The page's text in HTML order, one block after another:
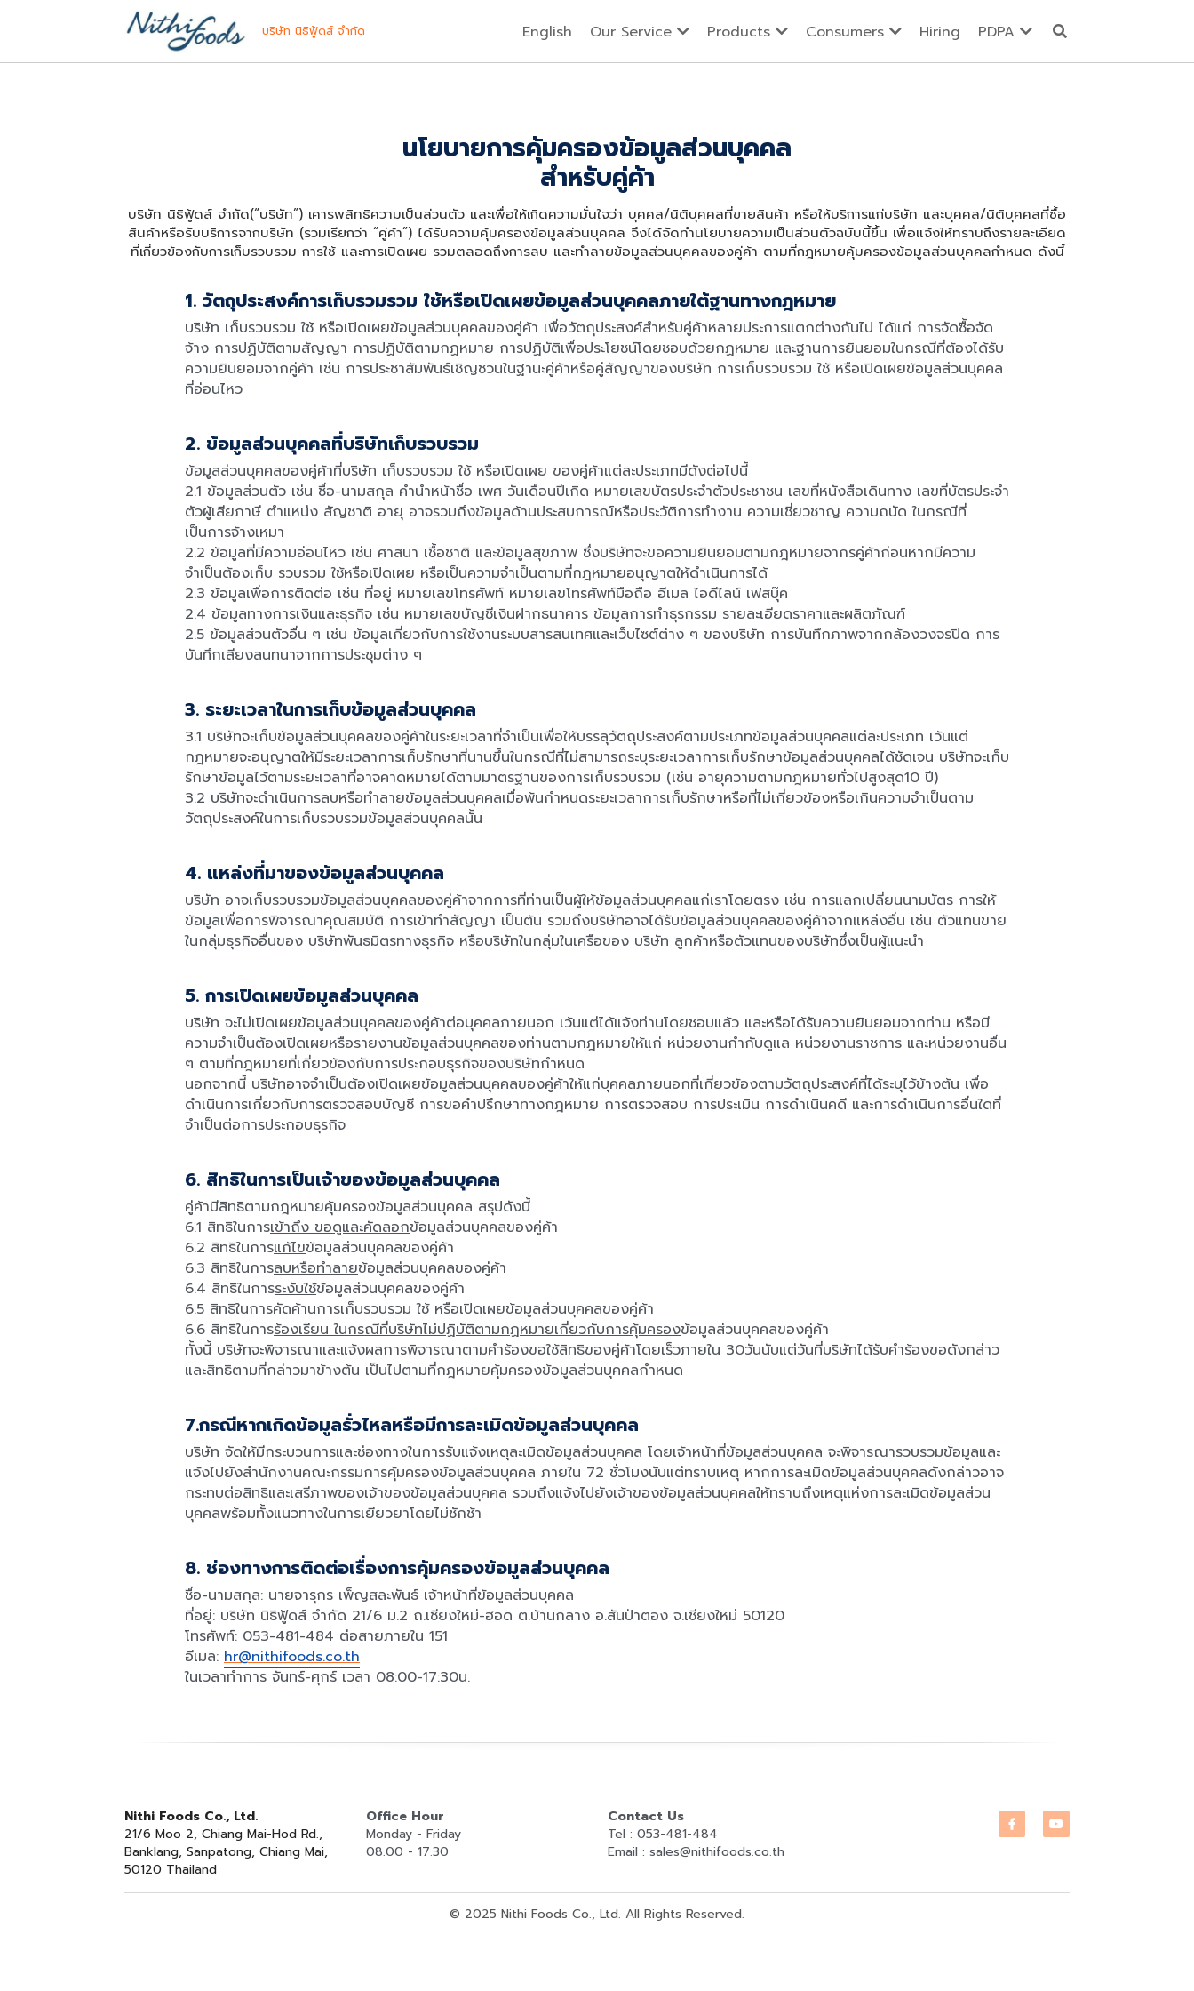
บริษัท นิธิฟู้ดส์ จำกัด English Our Service Products Consumers Hiring PDPA
นโยบายการคุ้มครองข้อมูลส่วนบุคคล
สำหรับคู่ค้า
บริษัท นิธิฟู้ดส์ จำกัด(“บริษัท”) เคารพสิทธิความเป็นส่วนตัว และเพื่อให้เกิดความมั่นใจว่า บุคคล/นิติบุคคลที่ขายสินค้า หรือให้บริการแก่บริษัท และบุคคล/นิติบุคคลที่ซื้อ
สินค้าหรือรับบริการจากบริษัท (รวมเรียกว่า “คู่ค้า”) ได้รับความคุ้มครองข้อมูลส่วนบุคคล จึงได้จัดทำนโยบายความเป็นส่วนตัวฉบับนี้ขึ้น เพื่อแจ้งให้ทราบถึงรายละเอียด
ที่เกี่ยวข้องกับการเก็บรวบรวม การใช้ และการเปิดเผย รวมตลอดถึงการลบ และทำลายข้อมูลส่วนบุคคลของคู่ค้า ตามที่กฎหมายคุ้มครองข้อมูลส่วนบุคคลกำหนด ดังนี้
1. วัตถุประสงค์การเก็บรวมรวม ใช้หรือเปิดเผยข้อมูลส่วนบุคคลภายใต้ฐานทางกฎหมาย
บริษัท เก็บรวบรวม ใช้ หรือเปิดเผยข้อมูลส่วนบุคคลของคู่ค้า เพื่อวัตถุประสงค์สำหรับคู่ค้าหลายประการแตกต่างกันไป ได้แก่ การจัดซื้อจัด
จ้าง การปฏิบัติตามสัญญา การปฏิบัติตามกฏหมาย การปฏิบัติเพื่อประโยชน์โดยชอบด้วยกฏหมาย และฐานการยินยอมในกรณีที่ต้องได้รับ
ความยินยอมจากคู่ค้า เช่น การประชาสัมพันธ์เชิญชวนในฐานะคู่ค้าหรือคู่สัญญาของบริษัท การเก็บรวบรวม ใช้ หรือเปิดเผยข้อมูลส่วนบุคคล
ที่อ่อนไหว
2. ข้อมูลส่วนบุคคลที่บริษัทเก็บรวบรวม
ข้อมูลส่วนบุคคลของคู่ค้าที่บริษัท เก็บรวบรวม ใช้ หรือเปิดเผย ของคู่ค้าแต่ละประเภทมีดังต่อไปนี้
2.1 ข้อมูลส่วนตัว เช่น ชื่อ-นามสกุล คำนำหน้าชื่อ เพศ วันเดือนปีเกิด หมายเลขบัตรประจำตัวประชาชน เลขที่หนังสือเดินทาง เลขที่บัตรประจำ
ตัวผู้เสียภาษี ตำแหน่ง สัญชาติ อายุ อาจรวมถึงข้อมูลด้านประสบการณ์หรือประวัติการทำงาน ความเชี่ยวชาญ ความถนัด ในกรณีที่
เป็นการจ้างเหมา
2.2 ข้อมูลที่มีความอ่อนไหว เช่น ศาสนา เชื้อชาติ และข้อมูลสุขภาพ ซึ่งบริษัทจะขอความยินยอมตามกฎหมายจากรคู่ค้าก่อนหากมีความ
จำเป็นต้องเก็บ รวบรวม ใช้หรือเปิดเผย หรือเป็นความจำเป็นตามที่กฎหมายอนุญาตให้ดำเนินการได้
2.3 ข้อมูลเพื่อการติดต่อ เช่น ที่อยู่ หมายเลขโทรศัพท์ หมายเลขโทรศัพท์มือถือ อีเมล ไอดีไลน์ เฟสบุ๊ค
2.4 ข้อมูลทางการเงินและธุรกิจ เช่น หมายเลขบัญชีเงินฝากธนาคาร ข้อมูลการทำธุรกรรม รายละเอียดราคาและผลิตภัณฑ์
2.5 ข้อมูลส่วนตัวอื่น ๆ เช่น ข้อมูลเกี่ยวกับการใช้งานระบบสารสนเทศและเว็บไซต์ต่าง ๆ ของบริษัท การบันทึกภาพจากกล้องวงจรปิด การ
บันทึกเสียงสนทนาจากการประชุมต่าง ๆ
3. ระยะเวลาในการเก็บข้อมูลส่วนบุคคล
3.1 บริษัทจะเก็บข้อมูลส่วนบุคคลของคู่ค้าในระยะเวลาที่จำเป็นเพื่อให้บรรลุวัตถุประสงค์ตามประเภทข้อมูลส่วนบุคคลแต่ละประเภท เว้นแต่
กฎหมายจะอนุญาตให้มีระยะเวลาการเก็บรักษาที่นานขึ้นในกรณีที่ไม่สามารถระบุระยะเวลาการเก็บรักษาข้อมูลส่วนบุคคลได้ชัดเจน บริษัทจะเก็บ
รักษาข้อมูลไว้ตามระยะเวลาที่อาจคาดหมายได้ตามมาตรฐานของการเก็บรวบรวม (เช่น อายุความตามกฎหมายทั่วไปสูงสุด10 ปี)
3.2 บริษัทจะดำเนินการลบหรือทำลายข้อมูลส่วนบุคคลเมื่อพ้นกำหนดระยะเวลาการเก็บรักษาหรือที่ไม่เกี่ยวข้องหรือเกินความจำเป็นตาม
วัตถุประสงค์ในการเก็บรวบรวมข้อมูลส่วนบุคคลนั้น
4. แหล่งที่มาของข้อมูลส่วนบุคคล
บริษัท อาจเก็บรวบรวมข้อมูลส่วนบุคคลของคู่ค้าจากการที่ท่านเป็นผู้ให้ข้อมูลส่วนบุคคลแก่เราโดยตรง เช่น การแลกเปลี่ยนนามบัตร การให้
ข้อมูลเพื่อการพิจารณาคุณสมบัติ การเข้าทำสัญญา เป็นต้น รวมถึงบริษัทอาจได้รับข้อมูลส่วนบุคคลของคู่ค้าจากแหล่งอื่น เช่น ตัวแทนขาย
ในกลุ่มธุรกิจอื่นของ บริษัทพันธมิตรทางธุรกิจ หรือบริษัทในกลุ่มในเครือของ บริษัท ลูกค้าหรือตัวแทนของบริษัทซึ่งเป็นผู้แนะนำ
5. การเปิดเผยข้อมูลส่วนบุคคล
บริษัท จะไม่เปิดเผยข้อมูลส่วนบุคคลของคู่ค้าต่อบุคคลภายนอก เว้นแต่ได้แจ้งท่านโดยชอบแล้ว และหรือได้รับความยินยอมจากท่าน หรือมี
ความจำเป็นต้องเปิดเผยหรือรายงานข้อมูลส่วนบุคคลของท่านตามกฎหมายให้แก่ หน่วยงานกำกับดูแล หน่วยงานราชการ และหน่วยงานอื่น
ๆ ตามที่กฎหมายที่เกี่ยวข้องกับการประกอบธุรกิจของบริษัทกำหนด
นอกจากนี้ บริษัทอาจจำเป็นต้องเปิดเผยข้อมูลส่วนบุคคลของคู่ค้าให้แก่บุคคลภายนอกที่เกี่ยวข้องตามวัตถุประสงค์ที่ได้ระบุไว้ข้างต้น เพื่อ
ดำเนินการเกี่ยวกับการตรวจสอบบัญชี การขอคำปรึกษาทางกฎหมาย การตรวจสอบ การประเมิน การดำเนินคดี และการดำเนินการอื่นใดที่
จำเป็นต่อการประกอบธุรกิจ
6. สิทธิในการเป็นเจ้าของข้อมูลส่วนบุคคล
คู่ค้ามีสิทธิตามกฎหมายคุ้มครองข้อมูลส่วนบุคคล สรุปดังนี้
6.1 สิทธิในการเข้าถึง ขอดูและคัดลอกข้อมูลส่วนบุคคลของคู่ค้า
6.2 สิทธิในการแก้ไขข้อมูลส่วนบุคคลของคู่ค้า
6.3 สิทธิในการลบหรือทำลายข้อมูลส่วนบุคคลของคู่ค้า
6.4 สิทธิในการระงับใช้ข้อมูลส่วนบุคคลของคู่ค้า
6.5 สิทธิในการคัดค้านการเก็บรวบรวม ใช้ หรือเปิดเผยข้อมูลส่วนบุคคลของคู่ค้า
6.6 สิทธิในการร้องเรียน ในกรณีที่บริษัทไม่ปฏิบัติตามกฏหมายเกี่ยวกับการคุ้มครองข้อมูลส่วนบุคคลของคู่ค้า
ทั้งนี้ บริษัทจะพิจารณาและแจ้งผลการพิจารณาตามคำร้องขอใช้สิทธิของคู่ค้าโดยเร็วภายใน 30วันนับแต่วันที่บริษัทได้รับคำร้องขอดังกล่าว
และสิทธิตามที่กล่าวมาข้างต้น เป็นไปตามที่กฎหมายคุ้มครองข้อมูลส่วนบุคคลกำหนด
7.กรณีหากเกิดข้อมูลรั่วไหลหรือมีการละเมิดข้อมูลส่วนบุคคล
บริษัท จัดให้มีกระบวนการและช่องทางในการรับแจ้งเหตุละเมิดข้อมูลส่วนบุคคล โดยเจ้าหน้าที่ข้อมูลส่วนบุคคล จะพิจารณารวบรวมข้อมูลและ
แจ้งไปยังสำนักงานคณะกรรมการคุ้มครองข้อมูลส่วนบุคคล ภายใน 72 ชั่วโมงนับแต่ทราบเหตุ หากการละเมิดข้อมูลส่วนบุคคลดังกล่าวอาจ
กระทบต่อสิทธิและเสรีภาพของเจ้าของข้อมูลส่วนบุคคล รวมถึงแจ้งไปยังเจ้าของข้อมูลส่วนบุคคลให้ทราบถึงเหตุแห่งการละเมิดข้อมูลส่วน
บุคคลพร้อมทั้งแนวทางในการเยียวยาโดยไม่ชักช้า
8. ช่องทางการติดต่อเรื่องการคุ้มครองข้อมูลส่วนบุคคล
ชื่อ-นามสกุล: นายจารุกร เพ็ญสละพันธ์ เจ้าหน้าที่ข้อมูลส่วนบุคคล
ที่อยู่: บริษัท นิธิฟู้ดส์ จำกัด 21/6 ม.2 ถ.เชียงใหม่-ฮอด ต.บ้านกลาง อ.สันป่าตอง จ.เชียงใหม่ 50120
โทรศัพท์: 053-481-484 ต่อสายภายใน 151
อีเมล: hr@nithifoods.co.th
ในเวลาทำการ จันทร์-ศุกร์ เวลา 08:00-17:30น.
Nithi Foods Co., Ltd.
21/6 Moo 2, Chiang Mai-Hod Rd.,
Banklang, Sanpatong, Chiang Mai,
50120 Thailand
Office Hour
Monday - Friday
08.00 - 17.30
Contact Us
Tel : 053-481-484
Email : sales@nithifoods.co.th
© 2025 Nithi Foods Co., Ltd. All Rights Reserved.